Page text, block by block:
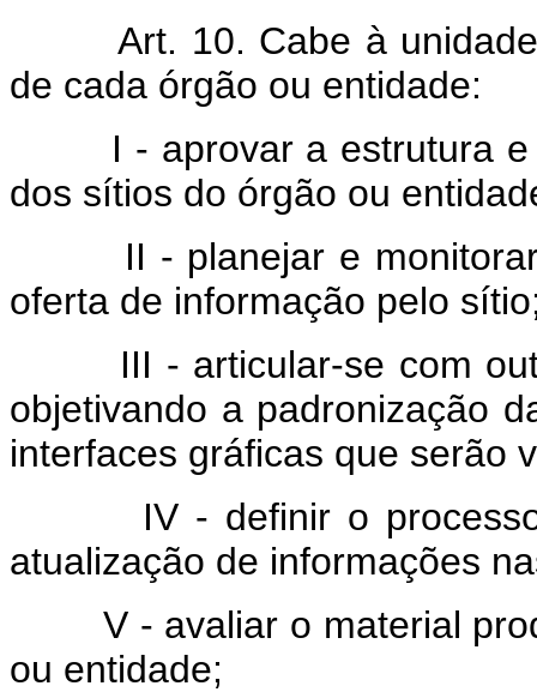
Art. 10. Cabe à unidade
de cada órgão ou entidade:
I - aprovar a estrutura e o
dos sítios do órgão ou
II - planejar e monitorar
oferta de informação pelo
III - articular-se com
objetivando a padronização
interfaces gráficas que serão
IV - definir o processo e
atualização de informações
V - avaliar o material
ou entidade;